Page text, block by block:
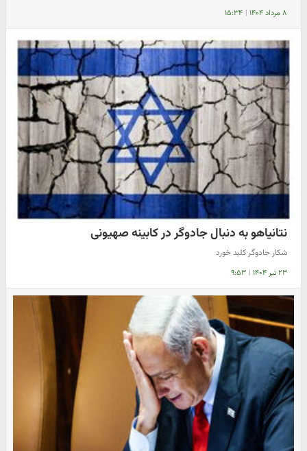
۸ مرداد ۱۴۰۴ | ۱۵:۳۴
نتانیاهو به دنبال جادوگر در کابینه صهیونی
شکار جادوگر کلید خورد
۲۳ تیر ۱۴۰۴ | ۹:۵۳